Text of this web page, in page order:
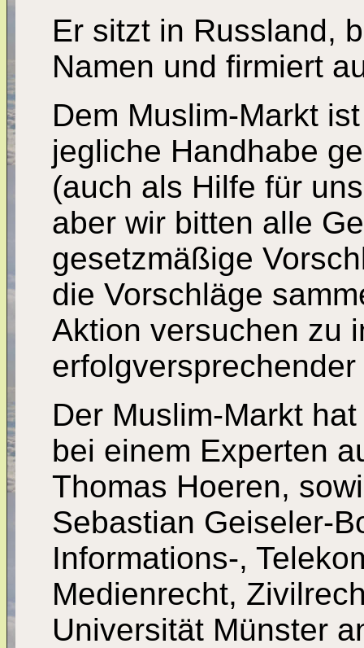
Er sitzt in Russland,
Namen und firmiert
Dem Muslim-Markt
jegliche Handhabe
(auch als Hilfe für
aber wir bitten alle
gesetzmäßige
die Vorschläge
Aktion versuchen zu
Der Muslim-Markt
bei einem Experten
Thomas Hoeren,
Sebastian Geiseler-
Informations-,
Medienrecht,
Universität Münster